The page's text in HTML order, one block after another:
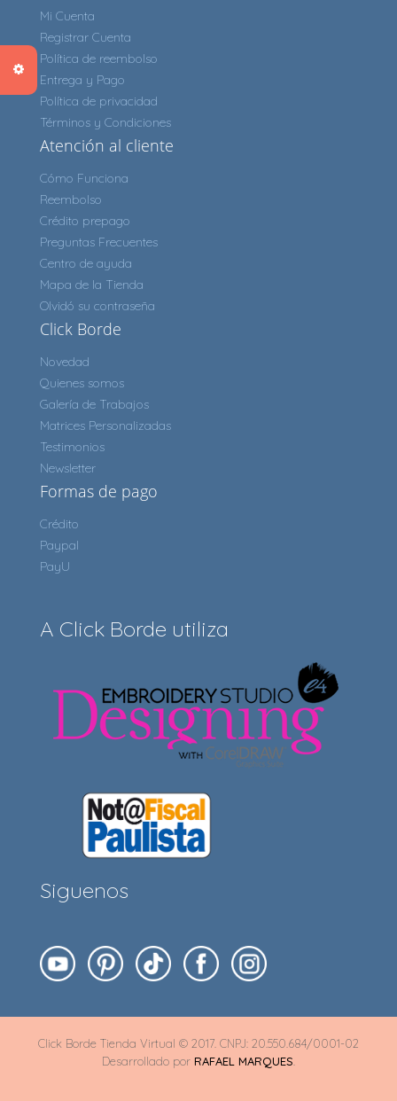
Mi Cuenta
Registrar Cuenta
Política de reembolso
Entrega y Pago
Política de privacidad
Términos y Condiciones
Atención al cliente
Cómo Funciona
Reembolso
Crédito prepago
Preguntas Frecuentes
Centro de ayuda
Mapa de la Tienda
Olvidó su contraseña
Click Borde
Novedad
Quienes somos
Galería de Trabajos
Matrices Personalizadas
Testimonios
Newsletter
Formas de pago
Crédito
Paypal
PayU
A Click Borde utiliza
Siguenos
Click Borde Tienda Virtual © 2017. CNPJ: 20.550.684/0001-02
Desarrollado por RAFAEL MARQUES.